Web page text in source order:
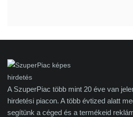
A SzuperPiac több mint 20 éve van
hirdetési piacon. A több évtized alatt
segítünk a céged és a termékeid